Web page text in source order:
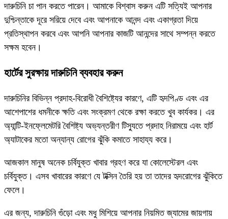
দারুচিনি চা পান করতে পারেন। আমাকে বিশ্বাস করুন এটি সত্যিই আপনার
দুশ্চিন্তাকে দূরে সরিয়ে দেবে এবং আপনাকে আনন্দ এবং একাগ্রতা দিয়ে
প্রতিস্থাপন করবে এবং আপনি আপনার কাজটি আনন্দের সাথে সম্পন্ন করতে
সক্ষম হবেন।
হার্টের সুরক্ষায় দারুচিনি ব্যবহার করুন
দারুচিনির বিভিন্ন প্রদাহ-বিরোধী বৈশিষ্ট্যের কারণে, এটি হৃদপিণ্ড এবং এর
আশেপাশের ধমনীকে ক্ষতি এবং সংক্রমণ থেকে রক্ষা করতে খুব কার্যকর। এর
অ্যান্টি-ইনফ্লেমেটরি বৈশিষ্ট্য অভ্যন্তরীণ টিস্যুতে প্রদাহ নিরাময়ে এবং হার্ট
অ্যাটাকের মতো অন্যান্য রোগের ঝুঁকি কমাতে সাহায্য করে।
আজকাল মানুষ অনেক চর্বিযুক্ত খাবার গ্রহণ করে যা কোলেস্টেরল এবং
চর্বিযুক্ত। এসব খাবারের কারণে যে টক্সিন তৈরি হয় তা তাদের হৃদরোগের ঝুঁকিতে
ফেলে।
এর জন্য, দারুচিনি গুঁড়ো এবং মধু মিশিয়ে আপনার নিয়মিত জ্যামের জায়গায়